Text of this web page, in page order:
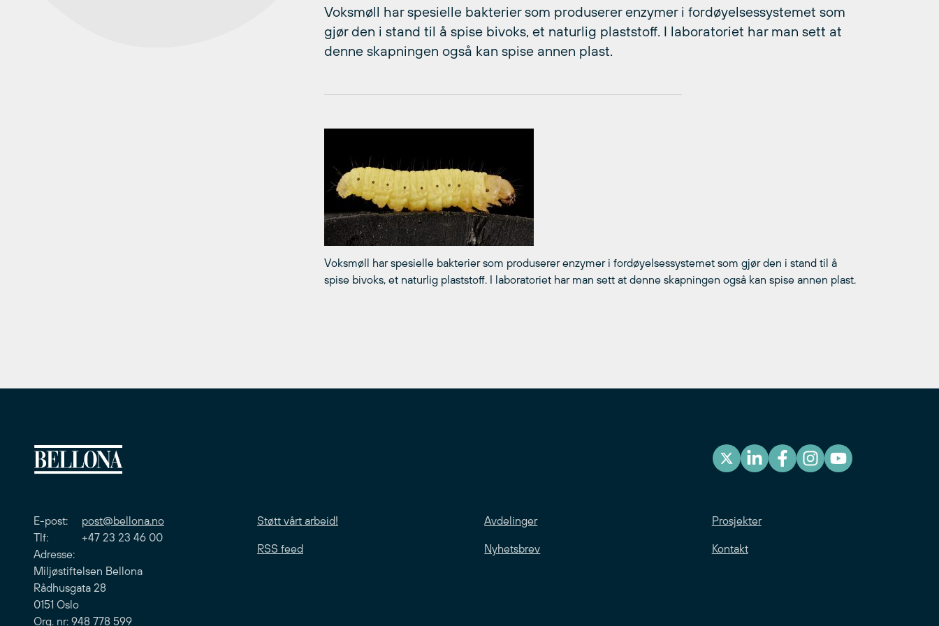
Voksmøll har spesielle bakterier som produserer enzymer i fordøyelsessystemet som
gjør den i stand til å spise bivoks, et naturlig plaststoff. I laboratoriet har man sett at
denne skapningen også kan spise annen plast.
Voksmøll har spesielle bakterier som produserer enzymer i fordøyelsessystemet som gjør den i stand til å
spise bivoks, et naturlig plaststoff. I laboratoriet har man sett at denne skapningen også kan spise annen plast.
E-post: post@bellona.no
Tlf: +47 23 23 46 00
Adresse:
Miljøstiftelsen Bellona
Rådhusgata 28
0151 Oslo
Org. nr: 948 778 599
Støtt vårt arbeid! Avdelinger Prosjekter
RSS feed Nyhetsbrev Kontakt